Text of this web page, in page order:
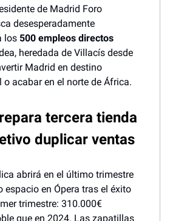
de Madrid Foro
desesperadamente
los 500 empleos directos
heredada de Villacís desde
Madrid en destino
acabar en el norte de África.
tercera tienda
duplicar ventas
abrirá en el último trimestre
espacio en Ópera tras el éxito
trimestre: 310.000€
que en 2024. Las zapatillas